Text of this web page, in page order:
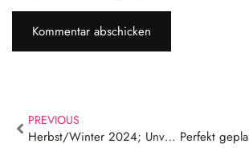
PREVIOUS
Herbst/Winter 2024; Unverzichtbare Herrenschuhe für Ihren Stil.